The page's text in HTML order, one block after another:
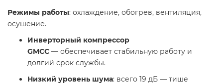
Режимы работы: охлаждение, обогрев, вентиляция,
осушение.
Инверторный компрессор
GMCC — обеспечивает стабильную работу и
долгий срок службы.
Низкий уровень шума: всего 19 дБ — тише